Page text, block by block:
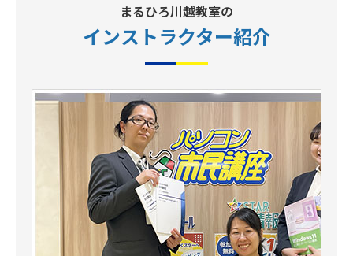
まるひろ川越教室の
インストラクター紹介